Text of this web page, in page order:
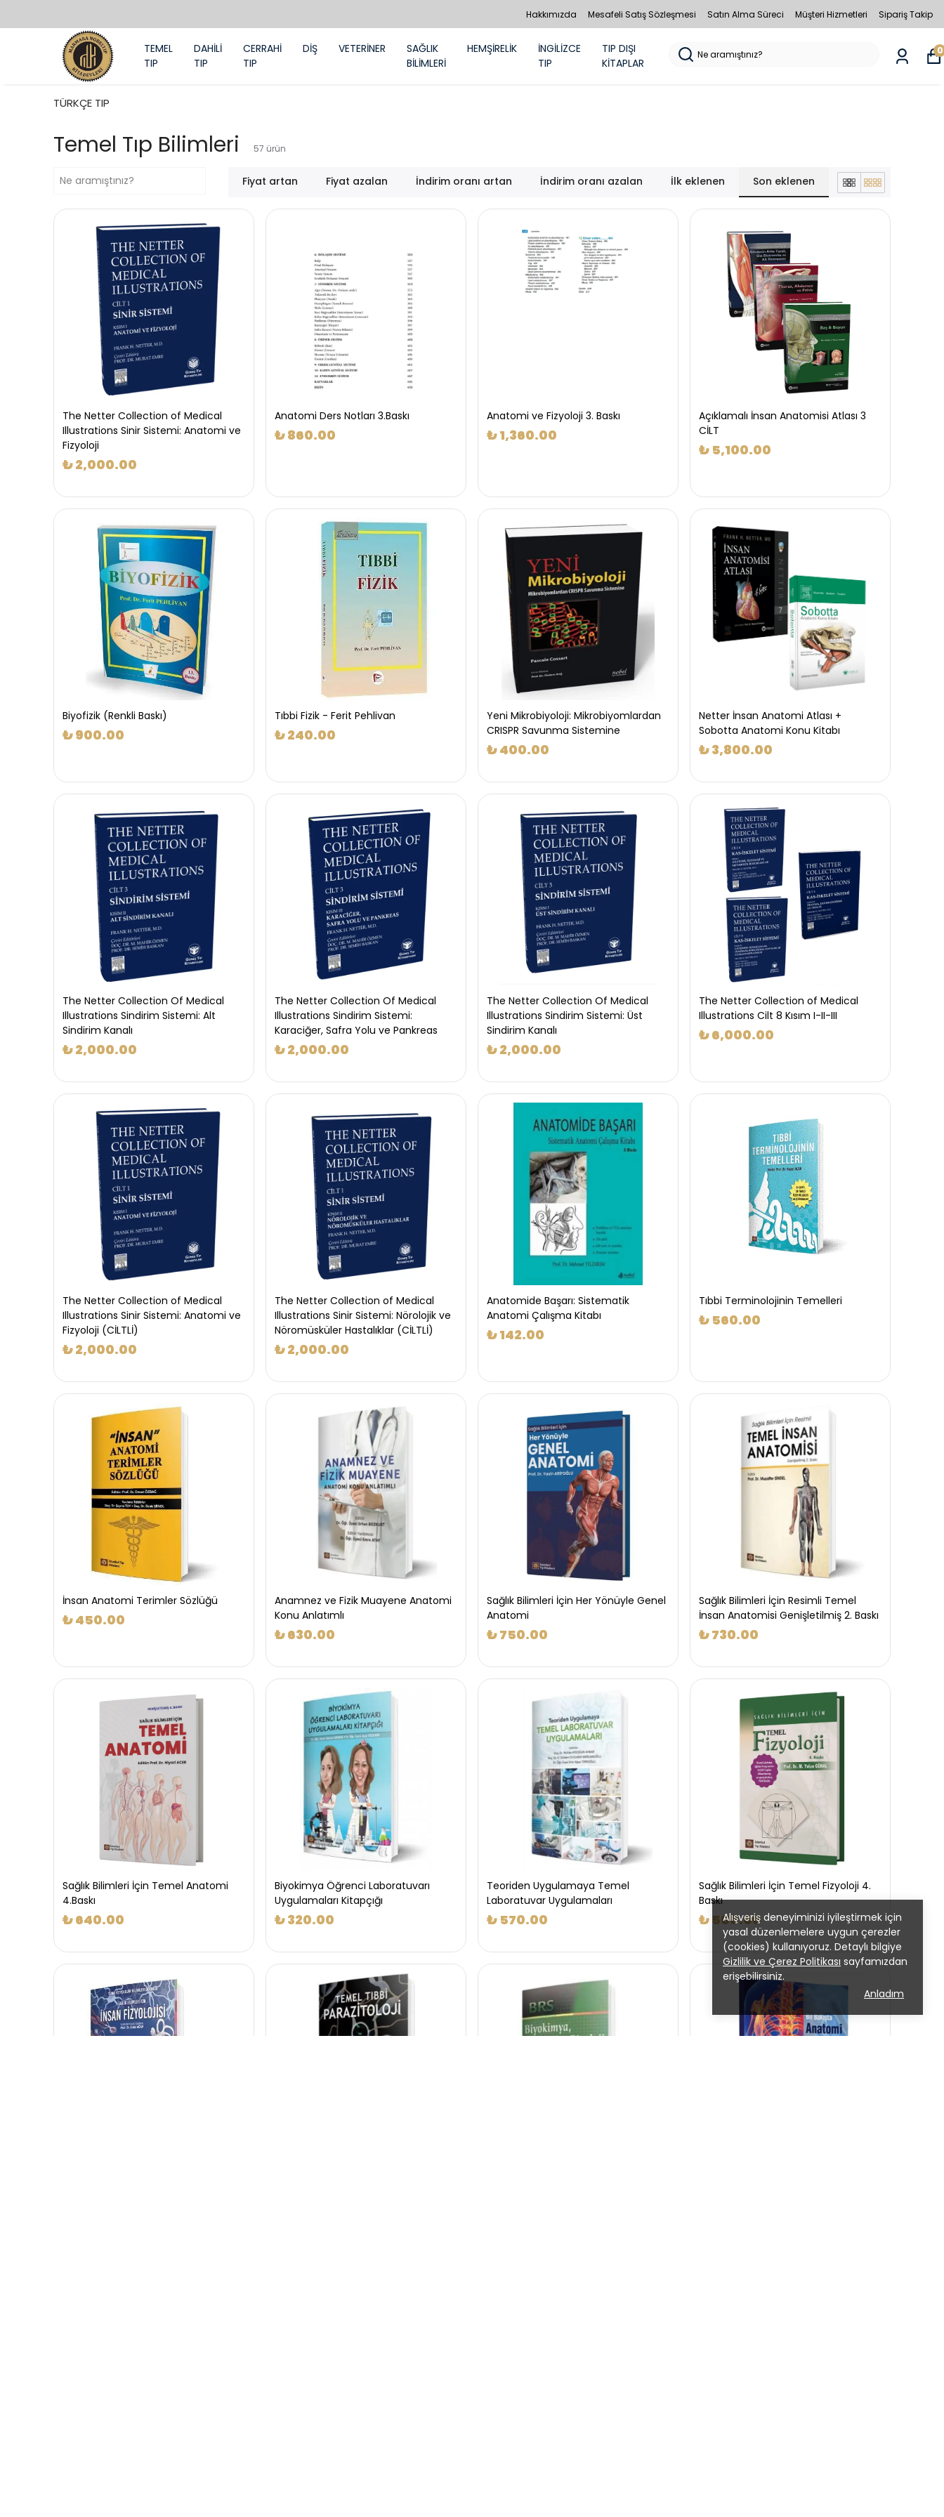
Hakkımızda Mesafeli Satış Sözleşmesi Satın Alma Süreci Müşteri Hizmetleri Sipariş Takip
TEMEL
TIP
DAHİLİ
TIP
CERRAHİ
TIP
DİŞ VETERİNER
SAĞLIK
BİLİMLERİ
HEMŞİRELİK
İNGİLİZCE
TIP
TIP DIŞI
KİTAPLAR
0
Alışveriş deneyiminizi iyileştirmek için
yasal düzenlemelere uygun çerezler
(cookies) kullanıyoruz. Detaylı bilgiye
Gizlilik ve Çerez Politikası sayfamızdan
erişebilirsiniz.
Anladım
TÜRKÇE TIP
Temel Tıp Bilimleri 57 ürün
Fiyat artan Fiyat azalan İndirim oranı artan İndirim oranı azalan İlk eklenen Son eklenen
The Netter Collection of Medical
Illustrations Sinir Sistemi: Anatomi ve
Fizyoloji
₺ 2,000.00
Anatomi Ders Notları 3.Baskı
₺ 860.00
Anatomi ve Fizyoloji 3. Baskı
₺ 1,360.00
Açıklamalı İnsan Anatomisi Atlası 3
CİLT
₺ 5,100.00
Biyofizik (Renkli Baskı)
₺ 900.00
Tıbbi Fizik - Ferit Pehlivan
₺ 240.00
Yeni Mikrobiyoloji: Mikrobiyomlardan
CRISPR Savunma Sistemine
₺ 400.00
Netter İnsan Anatomi Atlası +
Sobotta Anatomi Konu Kitabı
₺ 3,800.00
The Netter Collection Of Medical
Illustrations Sindirim Sistemi: Alt
Sindirim Kanalı
₺ 2,000.00
The Netter Collection Of Medical
Illustrations Sindirim Sistemi:
Karaciğer, Safra Yolu ve Pankreas
₺ 2,000.00
The Netter Collection Of Medical
Illustrations Sindirim Sistemi: Üst
Sindirim Kanalı
₺ 2,000.00
The Netter Collection of Medical
Illustrations Cilt 8 Kısım I-II-III
₺ 6,000.00
The Netter Collection of Medical
Illustrations Sinir Sistemi: Anatomi ve
Fizyoloji (CİLTLİ)
₺ 2,000.00
The Netter Collection of Medical
Illustrations Sinir Sistemi: Nörolojik ve
Nöromüsküler Hastalıklar (CİLTLİ)
₺ 2,000.00
Anatomide Başarı: Sistematik
Anatomi Çalışma Kitabı
₺ 142.00
Tıbbi Terminolojinin Temelleri
₺ 560.00
İnsan Anatomi Terimler Sözlüğü
₺ 450.00
Anamnez ve Fizik Muayene Anatomi
Konu Anlatımlı
₺ 630.00
Sağlık Bilimleri İçin Her Yönüyle Genel
Anatomi
₺ 750.00
Sağlık Bilimleri İçin Resimli Temel
İnsan Anatomisi Genişletilmiş 2. Baskı
₺ 730.00
Sağlık Bilimleri İçin Temel Anatomi
4.Baskı
₺ 640.00
Biyokimya Öğrenci Laboratuvarı
Uygulamaları Kitapçığı
₺ 320.00
Teoriden Uygulamaya Temel
Laboratuvar Uygulamaları
₺ 570.00
Sağlık Bilimleri İçin Temel Fizyoloji 4.
Baskı
₺ 500.00